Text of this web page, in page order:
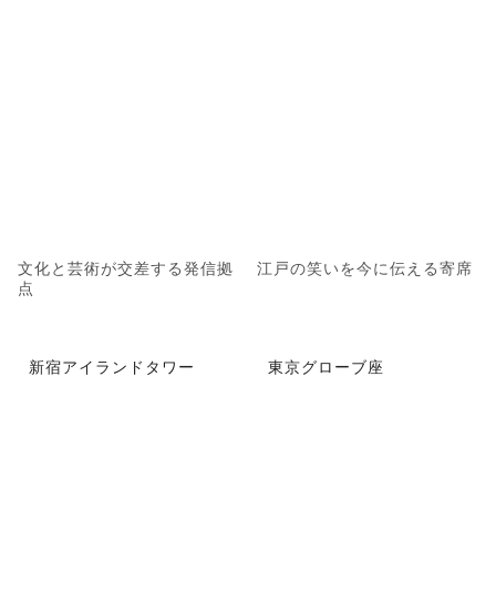
文化と芸術が交差する発信拠
点
江戸の笑いを今に伝える寄席
新宿アイランドタワー 東京グローブ座